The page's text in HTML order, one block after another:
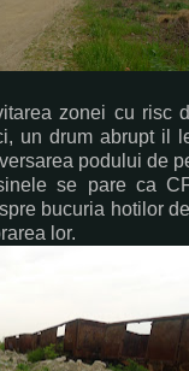
zonei cu risc
un drum abrupt il
podului de
se pare ca
bucuria hotilor
lor.